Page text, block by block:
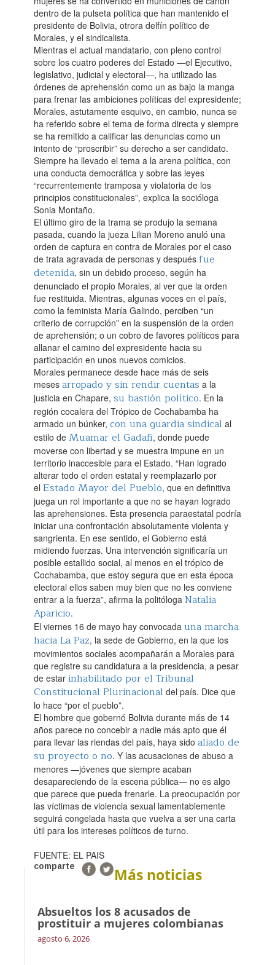
dentro de la pulseta política que han mantenido el
presidente de Bolivia, otrora delfín político de
Morales, y el sindicalista.‌
Mientras el actual mandatario, con pleno control
sobre los cuatro poderes del Estado —el Ejecutivo,
legislativo, judicial y electoral—, ha utilizado las
órdenes de aprehensión como un as bajo la manga
para frenar las ambiciones políticas del expresidente;
Morales, astutamente esquivo, en cambio, nunca se
ha referido sobre el tema de forma directa y siempre
se ha remitido a calificar las denuncias como un
intento de “proscribir” su derecho a ser candidato.
Siempre ha llevado el tema a la arena política, con
una conducta democrática y sobre las leyes
“recurrentemente tramposa y violatoria de los
principios constitucionales”, explica la socióloga
Sonia Montaño.‌
El último giro de la trama se produjo la semana
pasada, cuando la jueza Lilian Moreno anuló una
orden de captura en contra de Morales por el caso
de trata agravada de personas y después fue
detenida, sin un debido proceso, según ha
denunciado el propio Morales, al ver que la orden
fue restituida. Mientras, algunas voces en el país,
como la feminista María Galindo, perciben “un
criterio de corrupción” en la suspensión de la orden
de aprehensión; o un cobro de favores políticos para
allanar el camino del expresidente hacia su
participación en unos nuevos comicios.‌
Morales permanece desde hace más de seis
meses arropado y sin rendir cuentas a la
justicia en Chapare, su bastión político. En la
región cocalera del Trópico de Cochabamba ha
armado un búnker, con una guardia sindical al
estilo de Muamar el Gadafi, donde puede
moverse con libertad y se muestra impune en un
territorio inaccesible para el Estado. “Han logrado
alterar todo el orden estatal y reemplazarlo por
el Estado Mayor del Pueblo, que en definitiva
juega un rol importante a que no se hayan logrado
las aprehensiones. Esta presencia paraestatal podría
iniciar una confrontación absolutamente violenta y
sangrienta. En ese sentido, el Gobierno está
midiendo fuerzas. Una intervención significaría un
posible estallido social, al menos en el trópico de
Cochabamba, que estoy segura que en esta época
electoral ellos saben muy bien que no les conviene
entrar a la fuerza”, afirma la politóloga Natalia
Aparicio.‌
El viernes 16 de mayo hay convocada una marcha
hacia La Paz, la sede de Gobierno, en la que los
movimientos sociales acompañarán a Morales para
que registre su candidatura a la presidencia, a pesar
de estar inhabilitado por el Tribunal
Constitucional Plurinacional del país. Dice que
lo hace “por el pueblo”.‌
El hombre que gobernó Bolivia durante más de 14
años parece no concebir a nadie más apto que él
para llevar las riendas del país, haya sido aliado de
su proyecto o no. Y las acusaciones de abuso a
menores —jóvenes que siempre acaban
desapareciendo de la escena pública— no es algo
que parece que pueda frenarle. La preocupación por
las víctimas de violencia sexual lamentablemente
seguirá congelada hasta que vuelva a ser una carta
útil para los intereses políticos de turno.
FUENTE: EL PAIS
comparte Más noticias
Absueltos los 8 acusados de
prostituir a mujeres colombianas
agosto 6, 2026